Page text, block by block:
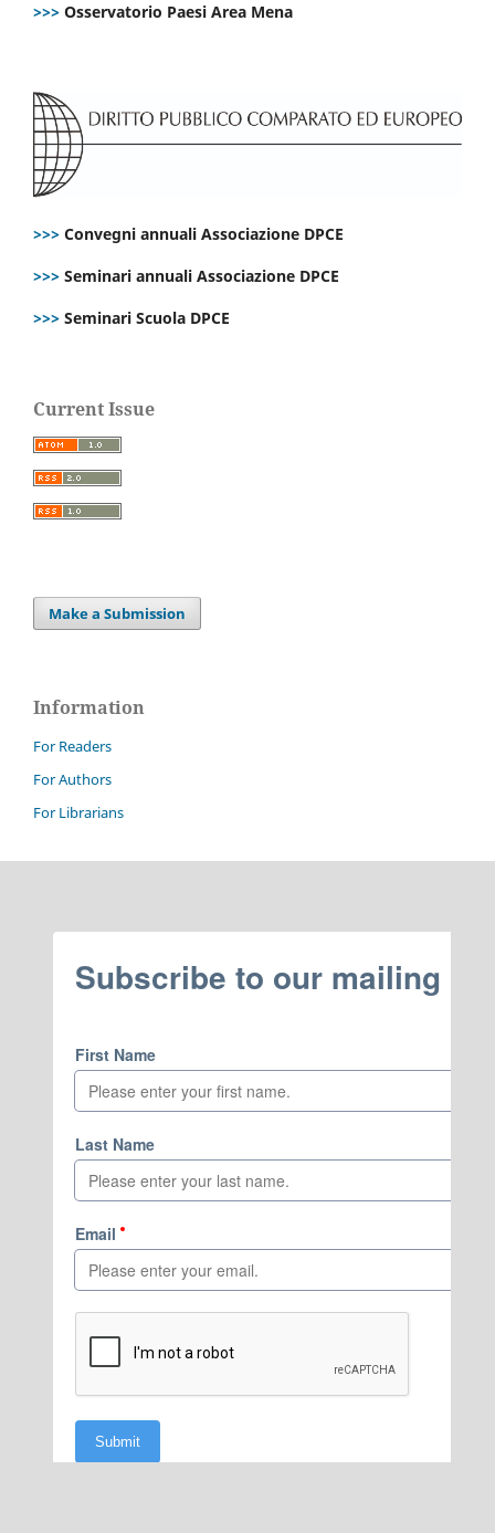
>>> Osservatorio Paesi Area Mena
>>> Convegni annuali Associazione DPCE
>>> Seminari annuali Associazione DPCE
>>> Seminari Scuola DPCE
Current Issue
Make a Submission
Information
For Readers
For Authors
For Librarians